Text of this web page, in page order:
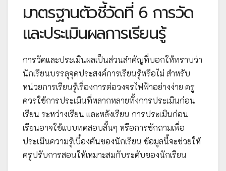
มาตรฐานตัวชี้วัดที่ 6 การวัด
และประเมินผลการเรียนรู้
การวัดและประเมินผลเป็นส่วนสำคัญที่บอกให้ทราบว่า
นักเรียนบรรลุจุดประสงค์การเรียนรู้หรือไม่ สำหรับ
หน่วยการเรียนรู้เรื่องการต่อวงจรไฟฟ้าอย่างง่าย ครู
ควรใช้การประเมินที่หลากหลายทั้งการประเมินก่อน
เรียน ระหว่างเรียน และหลังเรียน การประเมินก่อน
เรียนอาจใช้แบบทดสอบสั้นๆ หรือการซักถามเพื่อ
ประเมินความรู้เบื้องต้นของนักเรียน ข้อมูลนี้จะช่วยให้
ครูปรับการสอนให้เหมาะสมกับระดับของนักเรียน